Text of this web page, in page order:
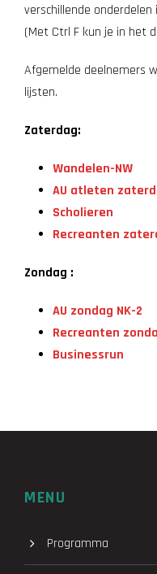
verschillende onderdelen
(Met Ctrl F kun je in het
Afgemelde deelnemers
lijsten.
Zaterdag:
Wandelen-NW
AU atleten
Scholieren
Recreanten
Zondag :
AU zondag NK-2
Recreanten
Businessrun
MENU
Programma